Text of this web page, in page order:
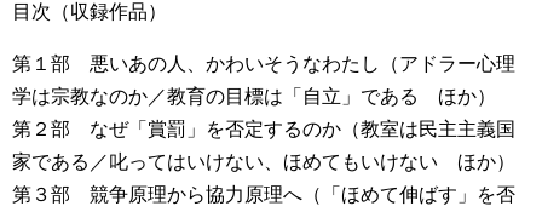
目次（収録作品）
第１部 悪いあの人、かわいそうなわたし（アドラー心理
学は宗教なのか／教育の目標は「自立」である ほか）
第２部 なぜ「賞罰」を否定するのか（教室は民主主義国
家である／叱ってはいけない、ほめてもいけない ほか）
第３部 競争原理から協力原理へ（「ほめて伸ばす」を否